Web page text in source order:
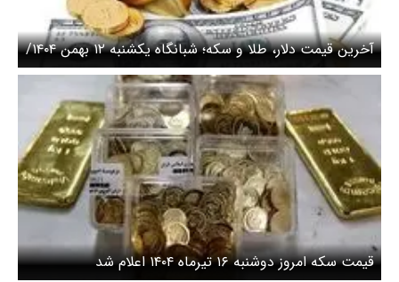
آخرین قیمت دلار، طلا و سکه؛ شبانگاه یکشنبه ۱۲ بهمن ۱۴۰۴/
سقوط قیمت سکه و طلا
قیمت سکه امروز دوشنبه ۱۶ تیرماه ۱۴۰۴ اعلام شد